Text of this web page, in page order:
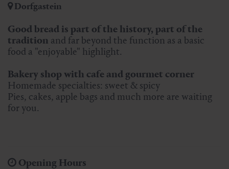
Dorfgastein
Good bread is part of the history, part of the
tradition and far beyond the function as a basic
food a "enjoyable" highlight.
Bakery shop with cafe and gourmet corner
Homemade specialties: sweet & spicy
Pies, cakes, apple bags and much more are waiting
for you.
Opening Hours